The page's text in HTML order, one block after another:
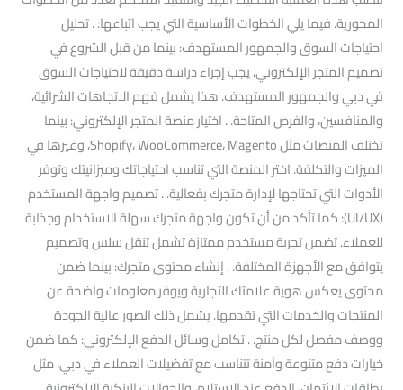
المحورية. فيما يلي الخطوات الأساسية التي يجب اتباعها: . تحليل
احتياجات السوق والجمهور المستهدف: بينما من قبل الشروع في
تصميم المتجر الإلكتروني، يجب إجراء دراسة دقيقة لاحتياجات السوق
في دبي والجمهور المستهدف. هذا يشمل فهم الاتجاهات الشرائية،
والمنافسين، والفرص المتاحة. . اختيار منصة المتجر الإلكتروني: بينما
تختلف المنصات مثل Shopify، WooCommerce، Magento، وغيرها في
الميزات والتكلفة. اختر المنصة التي تناسب احتياجاتك وميزانيتك وتوفر
الأدوات التي تحتاجها لإدارة متجرك بفعالية. . تصميم واجهة المستخدم
(UI/UX): كما تأكد من أن تكون واجهة متجرك سهلة الاستخدام وجذابة
للعملاء. تضمن تجربة مستخدم ممتازة تشمل تنقل سلس وتصميم
يتوافق مع الأجهزة المختلفة. . إنشاء محتوى متجرك: بينما ضمن
محتوى يعكس هوية علامتك التجارية ويوفر معلومات واضحة عن
المنتجات والخدمات التي تقدمها. يشمل ذلك الصور عالية الجودة
ووصف مفصل لكل منتج. . تكامل وسائل الدفع الإلكتروني: كما ضمن
خيارات دفع متنوعة وآمنة تتناسب مع تفضيلات العملاء في دبي، مثل